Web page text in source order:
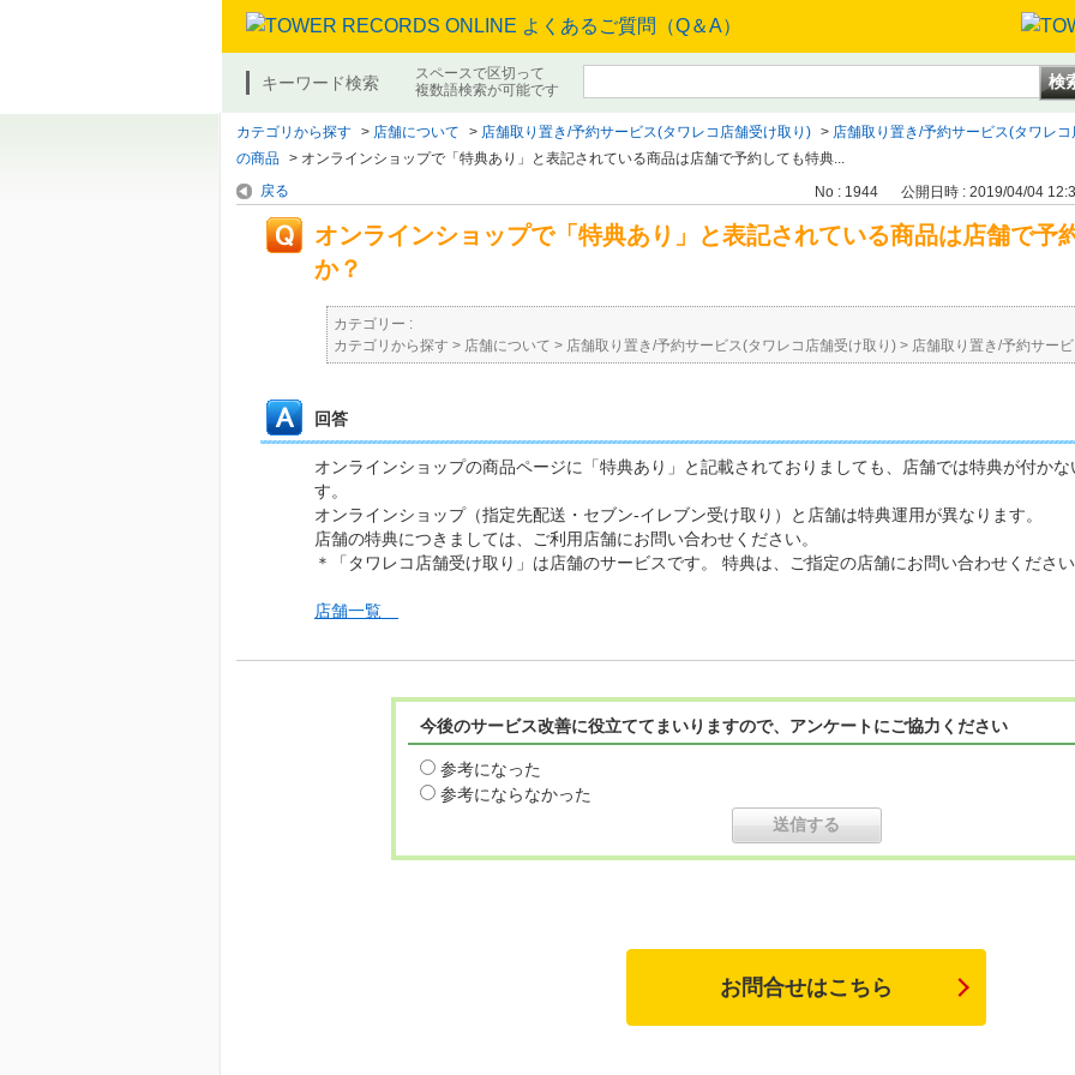
キーワード検索
スペースで区切って
複数語検索が可能です
カテゴリから探す > 店舗について > 店舗取り置き/予約サービス(タワレコ店舗受け取り) > 店舗取り置き/予約サービス(タワレ
の商品 > オンラインショップで「特典あり」と表記されている商品は店舗で予約しても特典...
戻る
No : 1944 公開日時 : 2019/04/04
オンラインショップで「特典あり」と表記されている商品は店舗で予
か？
カテゴリー :
カテゴリから探す > 店舗について > 店舗取り置き/予約サービス(タワレコ店舗受け取り) > 店舗取り置き/予約サー
回答
オンラインショップの商品ページに「特典あり」と記載されておりましても、店舗では特典が付か
す。
オンラインショップ（指定先配送・セブン-イレブン受け取り）と店舗は特典運用が異な
店舗の特典につきましては、ご利用店舗にお問い合わせください。
＊「タワレコ店舗受け取り」は店舗のサービスです。 特典は、ご指定の店舗にお問い合わせくださ
店舗一覧
今後のサービス改善に役立ててまいりますので、アンケートにご協力ください
参考になった
参考にならなかった
お問合せはこちら